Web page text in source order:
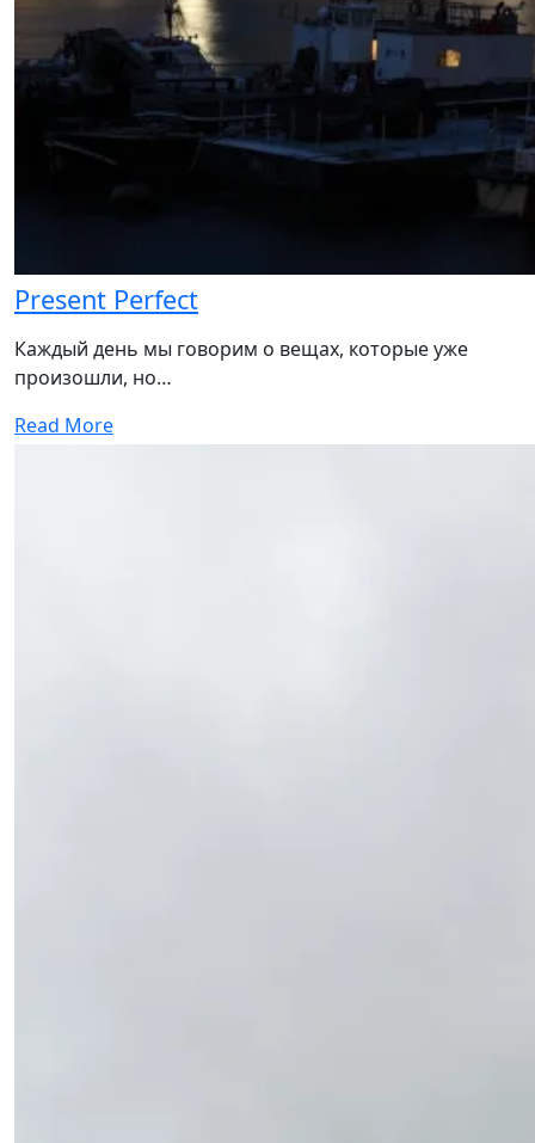
Present Perfect
Каждый день мы говорим о вещах, которые уже
произошли, но…
Read More